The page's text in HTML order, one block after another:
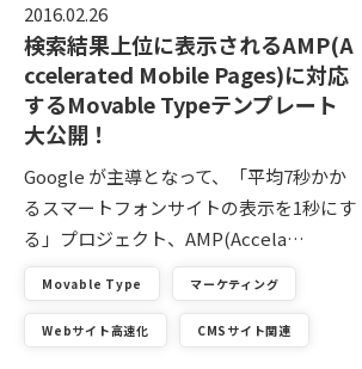
検索結果上位に表示されるAMP(A
ccelerated Mobile Pages)に対応
するMovable Typeテンプレート
大公開！
2016.02.26
Google が主導となって、「平均7秒かか
るスマートフォンサイトの表示を1秒にす
る」プロジェクト、AMP(Accela…
Movable Type マーケティング
Webサイト高速化 CMSサイト関連